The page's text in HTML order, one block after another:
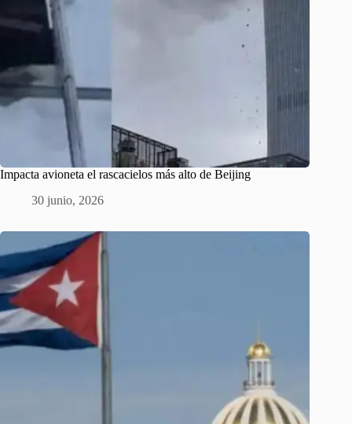
Impacta avioneta el rascacielos más alto de Beijing
30 junio, 2026